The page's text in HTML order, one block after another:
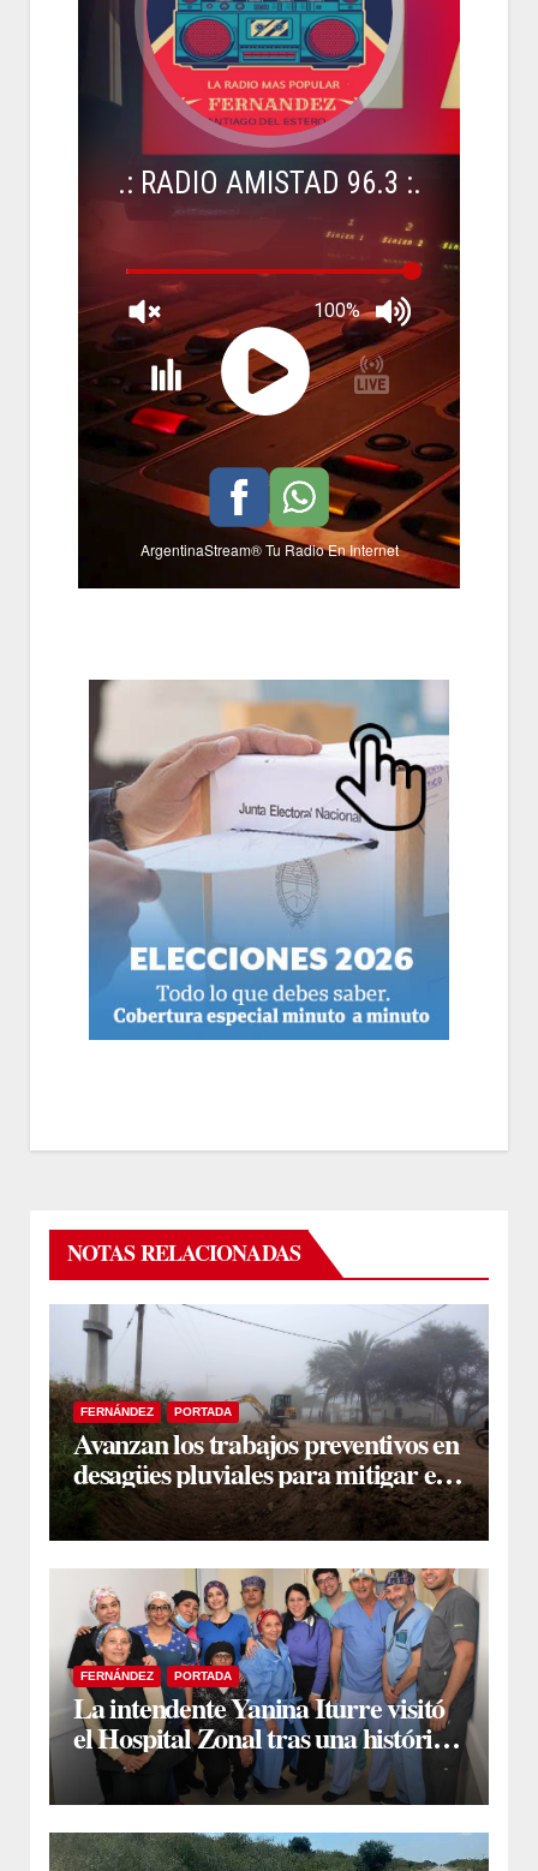
NOTAS RELACIONADAS
FERNÁNDEZ PORTADA
Avanzan los trabajos preventivos en
desagües pluviales para mitigar el
impacto de la temporada de lluvias
FERNÁNDEZ PORTADA
La intendente Yanina Iturre visitó
el Hospital Zonal tras una histórica
jornada de intervenciones
laparoscópicas